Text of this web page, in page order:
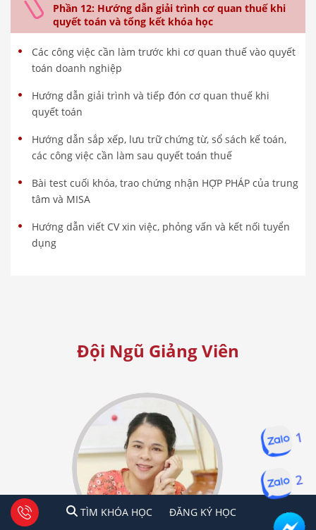
Phần 12: Hướng dẫn giải trình cơ quan thuế khi
quyết toán và tổng kết khóa học
Các công việc cần làm trước khi cơ quan thuế vào quyết
toán doanh nghiệp
Hướng dẫn giải trình và tiếp đón cơ quan thuế khi
quyết toán
Hướng dẫn sắp xếp, lưu trữ chứng từ, sổ sách kế toán,
các công việc cần làm sau quyết toán thuế
Bài test cuối khóa, trao chứng nhận HỢP PHÁP của trung
tâm và MISA
Hướng dẫn viết CV xin việc, phỏng vấn và kết nối tuyển
dụng
Đội Ngũ Giảng Viên
TÌM KHÓA HỌC ĐĂNG KÍ HỌC
1 2 Tư vấn facebook
TÌM KHÓA HỌC ĐĂNG KÝ HỌC
1
2